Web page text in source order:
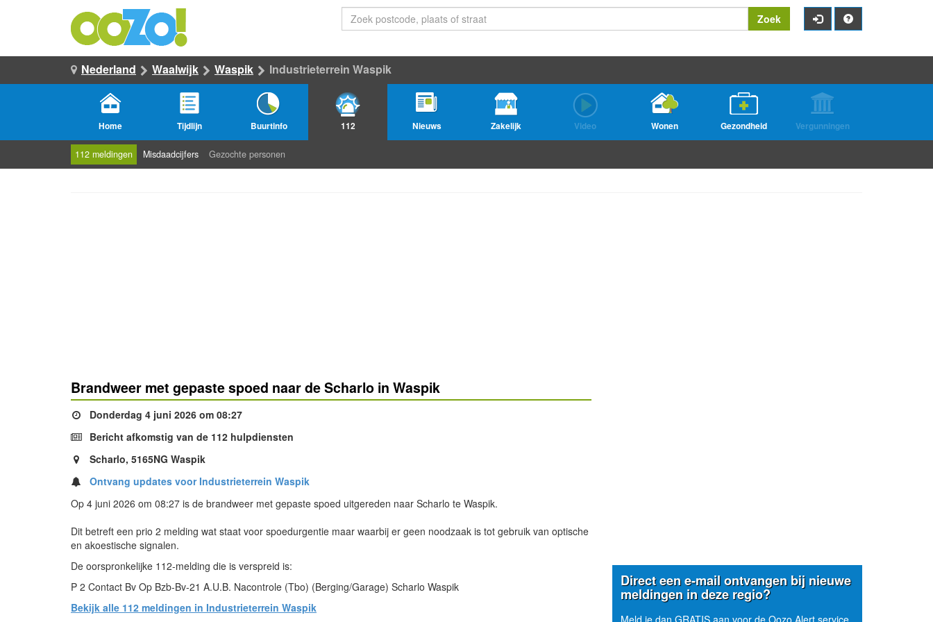
Zoek
Nederland Waalwijk Waspik Industrieterrein Waspik
Home Tijdlijn Buurtinfo 112 Nieuws Zakelijk Video Wonen Gezondheid Vergunningen
112 meldingen Misdaadcijfers Gezochte personen
Brandweer met gepaste spoed naar de Scharlo in Waspik
Donderdag 4 juni 2026 om 08:27
Bericht afkomstig van de 112 hulpdiensten
Scharlo, 5165NG Waspik
Ontvang updates voor Industrieterrein Waspik
Op 4 juni 2026 om 08:27 is de brandweer met gepaste spoed uitgereden naar Scharlo te Waspik.
Dit betreft een prio 2 melding wat staat voor spoedurgentie maar waarbij er geen noodzaak is tot gebruik van optische
en akoestische signalen.
De oorspronkelijke 112-melding die is verspreid is:
P 2 Contact Bv Op Bzb-Bv-21 A.U.B. Nacontrole (Tbo) (Berging/Garage) Scharlo Waspik
Bekijk alle 112 meldingen in Industrieterrein Waspik
Direct een e-mail ontvangen bij nieuwe
meldingen in deze regio?
Meld je dan GRATIS aan voor de Oozo Alert service